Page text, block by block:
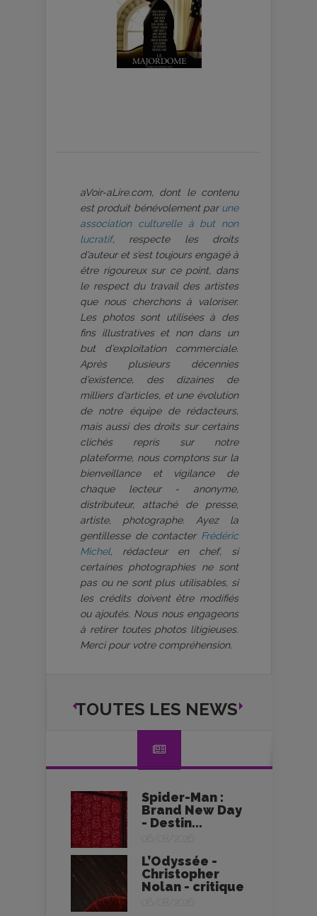
aVoir-aLire.com, dont le contenu
est produit bénévolement par une
association culturelle à but non
lucratif, respecte les droits
d’auteur et s’est toujours engagé à
être rigoureux sur ce point, dans
le respect du travail des artistes
que nous cherchons à valoriser.
Les photos sont utilisées à des
fins illustratives et non dans un
but d’exploitation commerciale.
Après plusieurs décennies
d’existence, des dizaines de
milliers d’articles, et une évolution
de notre équipe de rédacteurs,
mais aussi des droits sur certains
clichés repris sur notre
plateforme, nous comptons sur la
bienveillance et vigilance de
chaque lecteur - anonyme,
distributeur, attaché de presse,
artiste, photographe. Ayez la
gentillesse de contacter Frédéric
Michel, rédacteur en chef, si
certaines photographies ne sont
pas ou ne sont plus utilisables, si
les crédits doivent être modifiés
ou ajoutés. Nous nous engageons
à retirer toutes photos litigieuses.
Merci pour votre compréhension.
TOUTES LES NEWS
Spider-Man :
Brand New Day
- Destin...
06/08/2026
L’Odyssée -
Christopher
Nolan - critique
06/08/2026